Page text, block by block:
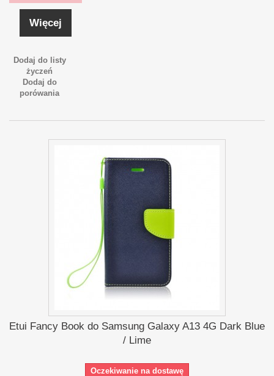
Więcej
Dodaj do listy
życzeń
Dodaj do
porówania
Etui Fancy Book do Samsung Galaxy A13 4G Dark Blue
/ Lime
Oczekiwanie na dostawę